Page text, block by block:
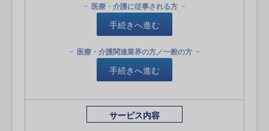
医療・介護に従事される方
手続きへ進む
医療・介護関連業界の方／一般の方
手続きへ進む
サービス内容